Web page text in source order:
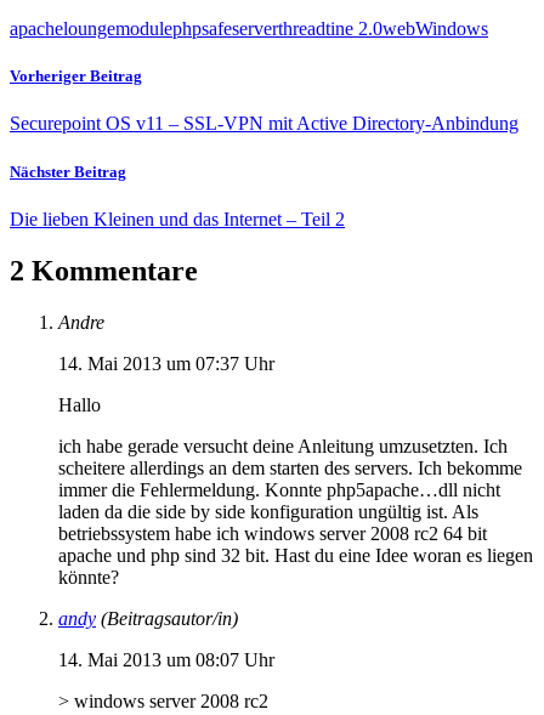
apacheloungemodulephpsafeserverthreadtine 2.0webWindows
Vorheriger Beitrag
Securepoint OS v11 – SSL-VPN mit Active Directory-Anbindung
Nächster Beitrag
Die lieben Kleinen und das Internet – Teil 2
2 Kommentare
Andre
14. Mai 2013 um 07:37 Uhr
Hallo
ich habe gerade versucht deine Anleitung umzusetzten. Ich
scheitere allerdings an dem starten des servers. Ich bekomme
immer die Fehlermeldung. Konnte php5apache…dll nicht
laden da die side by side konfiguration ungültig ist. Als
betriebssystem habe ich windows server 2008 rc2 64 bit
apache und php sind 32 bit. Hast du eine Idee woran es liegen
könnte?
andy (Beitragsautor/in)
14. Mai 2013 um 08:07 Uhr
> windows server 2008 rc2